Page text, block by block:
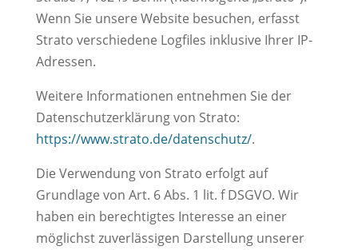
Wenn Sie unsere Website besuchen, erfasst
Strato verschiedene Logfiles inklusive Ihrer IP-
Adressen.
Weitere Informationen entnehmen Sie der
Datenschutzerklärung von Strato:
https://www.strato.de/datenschutz/.
Die Verwendung von Strato erfolgt auf
Grundlage von Art. 6 Abs. 1 lit. f DSGVO. Wir
haben ein berechtigtes Interesse an einer
möglichst zuverlässigen Darstellung unserer